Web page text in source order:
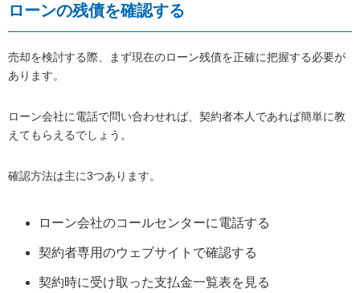
ローンの残債を確認する
売却を検討する際、まず現在のローン残債を正確に把握する必要が
あります。
ローン会社に電話で問い合わせれば、契約者本人であれば簡単に教
えてもらえるでしょう。
確認方法は主に3つあります。
ローン会社のコールセンターに電話する
契約者専用のウェブサイトで確認する
契約時に受け取った支払金一覧表を見る